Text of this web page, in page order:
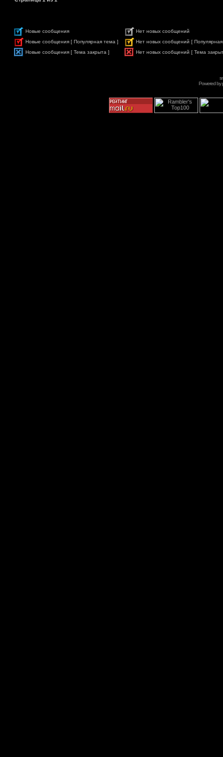
Новые сообщения
Нет новых сообщений
Новые сообщения [ Популярная тема ]
Нет новых сообщений [
Новые сообщения [ Тема закрыта ]
Нет новых сообщений [ Тема
Powered by